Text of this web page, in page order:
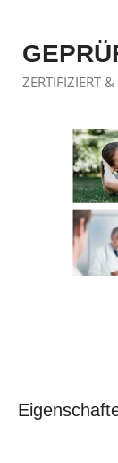
ZERTIFIZIERT